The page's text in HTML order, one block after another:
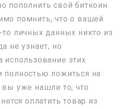
пополнить свой биткоин
помнить, что о вашей
личных данных никто из
не узнает, но
использование этих
полностью ложиться на
уже нашли то, что
оплатить товар из